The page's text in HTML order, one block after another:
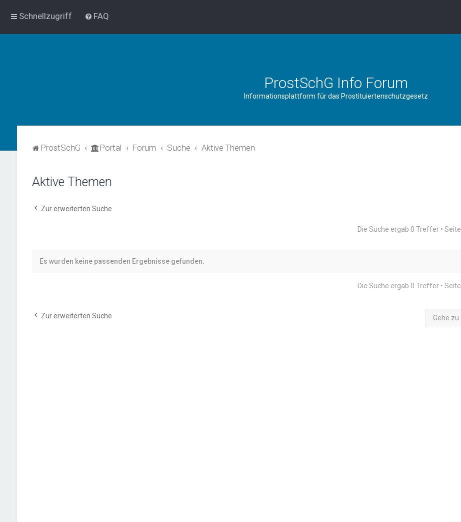
Schnellzugriff FAQ
ProstSchG Info Forum
Informationsplattform für das Prostituiertenschutzgesetz
ProstSchG Portal Forum Suche Aktive Themen
Aktive Themen
Zur erweiterten Suche
Die Suche ergab 0 Treffer • Seite
Es wurden keine passenden Ergebnisse gefunden.
Die Suche ergab 0 Treffer • Seite
Zur erweiterten Suche Gehe zu